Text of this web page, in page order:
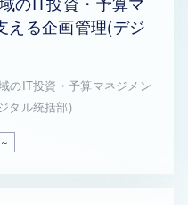
える企画管理(デジ
のIT投資・予算マネジメン
タル統括部)